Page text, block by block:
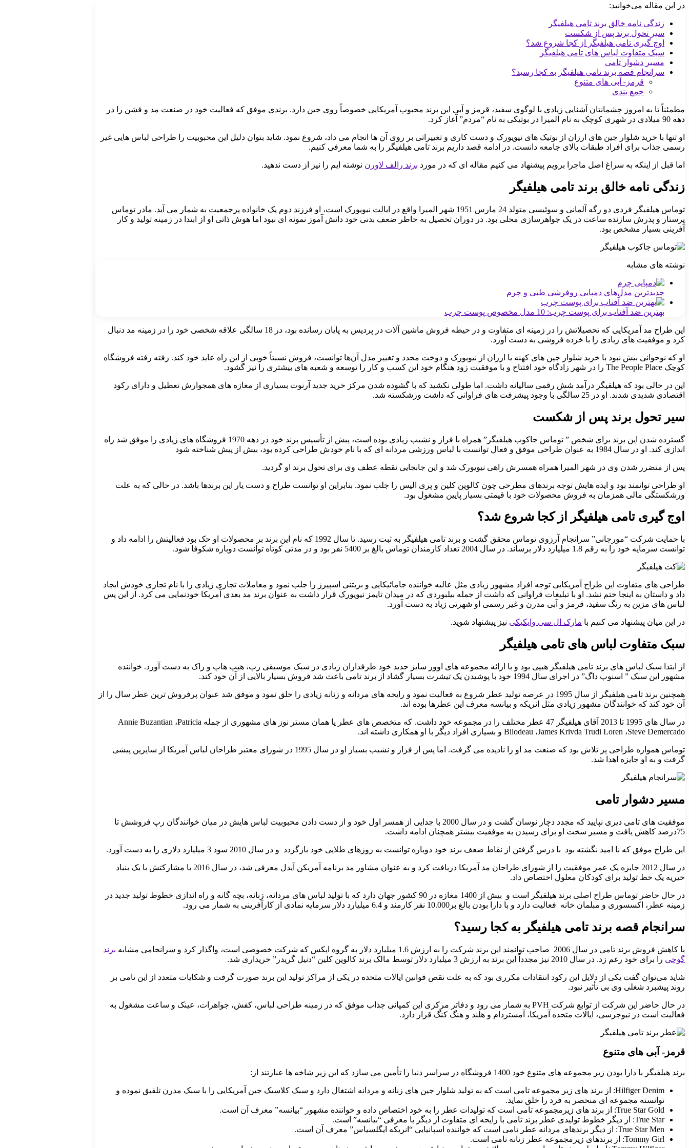
در این مقاله می‌خوانید:
زندگی نامه خالق برند تامی هیلفیگر
سیر تحول برند پس از شکست
اوج گیری تامی هیلفیگر از کجا شروع شد؟
سبک متفاوت لباس های تامی هیلفیگر
مسیر دشوار تامی
سرانجام قصه برند تامی هیلفیگر به کجا رسید؟
قرمز- آبی های متنوع
جمع بندی
مطمئناً تا به امروز چشمانتان آشنایی زیادی با لوگوی سفید، قرمز و آبی این برند محبوب آمریکایی خصوصاً روی جین دارد. برندی موفق که فعالیت خود در صنعت مد و فشن را در
دهه 90 میلادی در شهری کوچک به نام المیرا در بوتیکی به نام “مردم” آغاز کرد.
او تنها با خرید شلوار جین های ارزان از بوتیک های نیویورک و دست کاری و تغییراتی بر روی آن ها انجام می داد، شروع نمود. شاید بتوان دلیل این محبوبیت را طراحی لباس هایی غیر
رسمی جذاب برای افراد طبقات بالای جامعه دانست. در ادامه قصد داریم برند تامی هیلفیگر را به شما معرفی کنیم.
اما قبل از اینکه به سراغ اصل ماجرا برویم پیشنهاد می کنیم مقاله ای که در مورد برند رالف لاورن نوشته ایم را نیز از دست ندهید.
زندگی نامه خالق برند تامی هیلفیگر
توماس هیلفیگر فردی دو رگه آلمانی و سوئیسی متولد 24 مارس 1951 شهر المیرا واقع در ایالت نیویورک است، او فرزند دوم یک خانواده پرجمعیت به شمار می آید. مادر توماس
پرستار و پدرش سازنده ساعت در یک جواهرسازی محلی بود. در دوران تحصیل به خاطر ضعف بدنی خود دانش آموز نمونه ای نبود اما هوش ذاتی او از ابتدا در زمینه تولید و کار
آفرینی بسیار مشخص بود.
نوشته های مشابه
جدیدترین مدل‌های دمپایی روفرشی طبی و چرم
بهترین ضد آفتاب برای پوست چرب: 10 مدل مخصوص پوست چرب
این طراح مد آمریکایی که تحصیلاتش را در زمینه ای متفاوت و در حیطه فروش ماشین آلات در پردیس به پایان رسانده بود، در 18 سالگی علاقه‌ شخصی خود را در زمینه مد دنبال
کرد و موفقیت های زیادی را با خرده فروشی به دست آورد.
او که نوجوانی بیش نبود با خرید شلوار جین های کهنه یا ارزان از نیویورک و دوخت مجدد و تغییر مدل آن‌ها توانست، فروش نسبتاً خوبی از این راه عاید خود کند. رفته رفته فروشگاه
کوچک The People Place را در شهر زادگاه خود افتتاح و با موفقیت زود هنگام خود این کسب و کار را توسعه و شعبه های بیشتری را نیز گشود.
این در حالی بود که هیلفیگر درآمد شش رقمی سالیانه داشت. اما طولی نکشید که با گشوده شدن مرکز خرید جدید آرنوت بسیاری از مغازه های همجوارش تعطیل و دارای رکود
اقتصادی شدیدی شدند. او در 25 سالگی با وجود پیشرفت های فراوانی که داشت ورشکسته شد.
سیر تحول برند پس از شکست
گسترده شدن این برند برای شخص ” توماس جاکوب هیلفیگر” همراه با فراز و نشیب زیادی بوده است، پیش از تأسیس برند خود در دهه 1970 فروشگاه های زیادی را موفق شد راه
اندازی کند. او در سال 1984 به عنوان طراحی موفق و فعال توانست با لباس ورزشی مردانه ای که با نام خودش طراحی کرده بود، بیش از پیش شناخته شود
پس از متضرر شدن وی در شهر المیرا همراه همسرش راهی نیویورک شد و این جابجایی نقطه عطف وی برای تحول برند او گردید.
او طراحی توانمند بود و ایده هایش توجه برندهای مطرحی چون کالوین کلین و پری الیس را جلب نمود. بنابراین او توانست طراح و دست یار این برندها باشد. در حالی که به علت
ورشکستگی مالی همزمان به فروش محصولات خود با قیمتی بسیار پایین مشغول بود.
اوج گیری تامی هیلفیگر از کجا شروع شد؟
با حمایت شرکت “مورجانی” سرانجام آرزوی توماس محقق گشت و برند تامی هیلفیگر به ثبت رسید. تا سال 1992 که نام این برند بر محصولات او حک بود فعالیتش را ادامه داد و
توانست سرمایه خود را به رقم 1.8 میلیارد دلار برساند. در سال 2004 تعداد کارمندان توماس بالغ بر 5400 نفر بود و در مدتی کوتاه توانست دوباره شکوفا شود.
طراحی های متفاوت این طراح آمریکایی توجه افراد مشهور زیادی مثل عالیه خواننده جامائیکایی و بریتنی اسپیرز را جلب نمود و معاملات تجاری زیادی را با نام تجاری خودش ایجاد
داد و داستان به اینجا ختم نشد. او با تبلیغات فراوانی که داشت از جمله بیلبوردی که در میدان تایمز نیویورک قرار داشت به عنوان برند مد بعدی آمریکا خودنمایی می کرد. از این پس
لباس های مزین به رنگ سفید، قرمز و آبی مدرن و غیر رسمی او شهرتی زیاد به دست آورد.
در این میان پیشنهاد می کنیم با مارک ال سی وایکیکی نیز پیشنهاد شوید.
سبک متفاوت لباس های تامی هیلفیگر
از ابتدا سبک لباس های برند تامی هیلفیگر هیپی بود و با ارائه مجموعه های اوور سایز جدید خود طرفداران زیادی در سبک موسیقی رپ، هیپ هاپ و راک به دست آورد. خواننده
مشهور این سبک ” اسنوپ داگ” در اجرای سال 1994 خود با پوشیدن یک تیشرت بسیار گشاد از برند تامی باعث شد فروش بسیار بالایی از آن خود کند.
همچنین برند تامی هیلفیگر از سال 1995 در عرصه تولید عطر شروع به فعالیت نمود و رایحه های مردانه و زنانه زیادی را خلق نمود و موفق شد عنوان پرفروش ترین عطر سال را از
آن خود کند که خوانندگان مشهور زیادی مثل انریکه و بیانسه معرف این عطرها بوده اند.
در سال های 1995 تا 2013 آقای هیلفیگر 47 عطر مختلف را در مجموعه خود داشت. که متخصص های عطر یا همان مستر نوز های مشهوری از جمله Annie Buzantian ،Patricia
Bilodeau ،James Krivda Trudi Loren ،Steve Demercado و بسیاری افراد دیگر با او همکاری داشته اند.
توماس همواره طراحی پر تلاش بود که صنعت مد او را نادیده می گرفت. اما پس از فراز و نشیب بسیار او در سال 1995 در شورای معتبر طراحان لباس آمریکا از سایرین پیشی
گرفت و به او جایزه اهدا شد.
مسیر دشوار تامی
موفقیت های تامی دیری نپایید که مجدد دچار نوسان گشت و در سال 2000 با جدایی از همسر اول خود و از دست دادن محبوبیت لباس هایش در میان خوانندگان رپ فروشش تا
75درصد کاهش یافت و مسیر سخت او برای رسیدن به موفقیت بیشتر همچنان ادامه داشت.
این طراح موفق که نا امید نگشته بود با درس گرفتن از نقاط ضعف برند خود دوباره توانست به روزهای طلایی خود بازگردد و در سال 2010 سود 3 میلیارد دلاری را به دست آورد.
در سال 2012 جایزه‌ یک عمر موفقیت را از شورای طراحان مد آمریکا دریافت کرد و به عنوان مشاور مد برنامه آمریکن آیدل معرفی شد، در سال 2016 با مشارکتش با یک بنیاد
خیریه یک خط تولید برای کودکان معلول اختصاص داد.
در حال حاضر توماس طراح اصلی برند هیلفیگر است و بیش از 1400 مغازه در 90 کشور جهان دارد که با تولید لباس های مردانه، زنانه، بچه گانه و راه اندازی خطوط تولید جدید در
زمینه عطر، اکسسوری و مبلمان خانه فعالیت دارد و با دارا بودن بالغ بر10.000 نفر کارمند و 6.4 میلیارد دلار سرمایه نمادی از کارآفرینی به شمار می رود.
سرانجام قصه برند تامی هیلفیگر به کجا رسید؟
با کاهش فروش برند تامی در سال 2006 صاحب توانمند این برند شرکت را به ارزش 1.6 میلیارد دلار به گروه اپکس که شرکت خصوصی است، واگذار کرد و سرانجامی مشابه
برند
گوچی را برای خود رغم زد. در سال 2010 نیز مجدداً این برند به ارزش 3 میلیارد دلار توسط مالک برند کالوین کلین “دنیل گریدر” خریداری شد.
شاید می‌توان گفت یکی از دلایل این رکود انتقادات مکرری بود که به علت نقص قوانین ایالات متحده در یکی از مراکز تولید این برند صورت گرفت و شکایات متعدد از این تامی بر
روند پیشبرد شغلی وی بی تأثیر نبود.
در حال حاضر این شرکت از توابع شرکت PVH به شمار می رود و دفاتر مرکزی این کمپانی جذاب موفق که در زمینه طراحی لباس، کفش، جواهرات، عینک و ساعت مشغول به
فعالیت است در نیوجرسی، ایالات متحده آمریکا، آمستردام و هلند و هنگ کنگ قرار دارد.
قرمز- آبی های متنوع
برند هیلفیگر با دارا بودن زیر مجموعه های متنوع خود 1400 فروشگاه در سراسر دنیا را تأمین می سازد که این زیر شاخه ها عبارتند از:
Hilfiger Denim: از برند های زیر مجموعه تامی است که به تولید شلوار جین های زنانه و مردانه اشتغال دارد و سبک کلاسیک جین آمریکایی را با سبک مدرن تلفیق نموده و
توانسته مجموعه ای منحصر به فرد را خلق نماید.
True Star Gold: از برند های زیرمجموعه تامی است که تولیدات عطر را به خود اختصاص داده و خواننده مشهور “بیانسه” معرف آن است.
True Star: از دیگر خطوط تولیدی عطر برند تامی با رایحه ای متفاوت از دیگر با معرفی “بیانسه” است.
True Star Men: از دیگر برندهای مردانه عطر تامی است که خواننده اسپانیایی “انریکه ایگلسیاس” معرف آن است.
Tommy Girl: از برندهای زیرمجموعه عطر زنانه تامی است.